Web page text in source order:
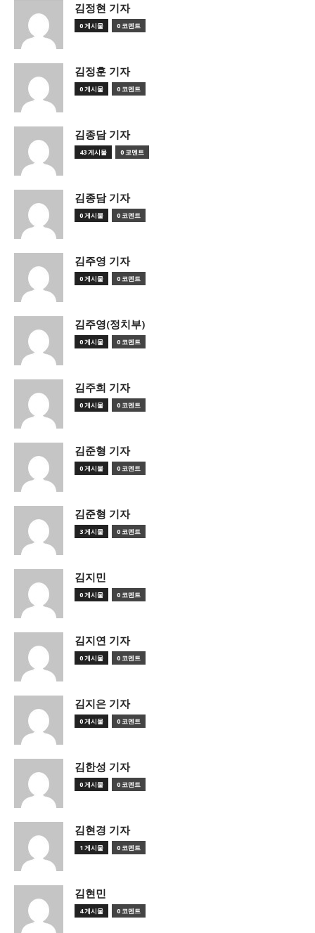
김정현 기자
0 게시물 0 코멘트
김정훈 기자
0 게시물 0 코멘트
김종담 기자
43 게시물 0 코멘트
김종담 기자
0 게시물 0 코멘트
김주영 기자
0 게시물 0 코멘트
김주영(정치부)
0 게시물 0 코멘트
김주희 기자
0 게시물 0 코멘트
김준형 기자
0 게시물 0 코멘트
김준형 기자
3 게시물 0 코멘트
김지민
0 게시물 0 코멘트
김지연 기자
0 게시물 0 코멘트
김지은 기자
0 게시물 0 코멘트
김한성 기자
0 게시물 0 코멘트
김현경 기자
1 게시물 0 코멘트
김현민
4 게시물 0 코멘트